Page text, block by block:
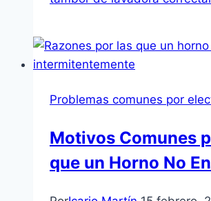
Problemas comunes por
Motivos Comunes
que un Horno No